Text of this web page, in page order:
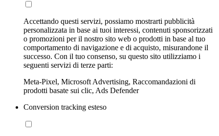
Accettando questi servizi, possiamo mostrarti pubblicità
personalizzata in base ai tuoi interessi, contenuti sponsorizzati
o promozioni per il nostro sito web o prodotti in base al tuo
comportamento di navigazione e di acquisto, misurandone il
successo. Con il tuo consenso, su questo sito utilizziamo i
seguenti servizi di terze parti:
Meta-Pixel, Microsoft Advertising, Raccomandazioni di
prodotti basate sui clic, Ads Defender
Conversion tracking esteso